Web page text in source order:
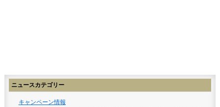
ニュースカテゴリー
キャンペーン情報